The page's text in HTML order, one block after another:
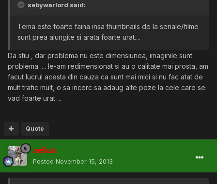
sebywarlord said:
Tema este foarte faina insa thumbnails de la seriale/filme
sunt prea alungite si arata foarte urat....
Da stiu , dar problema nu este dimensiunea, imaginile sunt
problema .... le-am redimensionat si au o calitate mai prosta, am
facut lucrul acesta din cauza ca sunt mai mici si nu fac atat de
mult trafic mult, o sa incerc sa adaug alte poze la cele care se
vad foarte urat ...
Quote
aelius
Posted November 15, 2013